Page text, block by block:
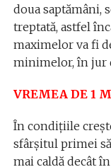
doua saptămâni,
treptată, astfel
maximelor va fi
minimelor, în jur
VREMEA DE 1
În condiţiile
sfârşitul primei
mai caldă decât